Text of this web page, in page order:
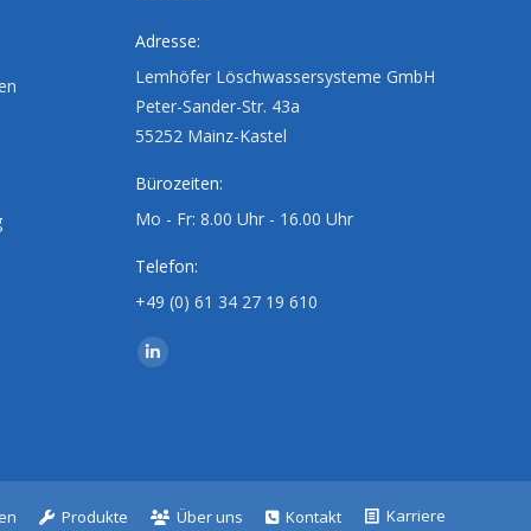
Adresse:
Lemhöfer Löschwassersysteme GmbH
Peter-Sander-Str. 43a
55252 Mainz-Kastel
Bürozeiten:
Mo - Fr: 8.00 Uhr - 16.00 Uhr
Telefon:
+49 (0) 61 34 27 19 610
Finden Sie uns auf:
Linkedin
new
window
Produkte Über uns Kontakt Karriere